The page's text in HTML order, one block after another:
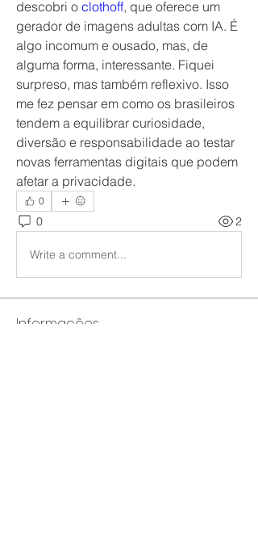
descobri o clothoff, que oferece um
gerador de imagens adultas com IA. É
algo incomum e ousado, mas, de
alguma forma, interessante. Fiquei
surpreso, mas também reflexivo. Isso
me fez pensar em como os brasileiros
tendem a equilibrar curiosidade,
diversão e responsabilidade ao testar
novas ferramentas digitais que podem
afetar a privacidade.
0
0 2
Write a comment...
Informações